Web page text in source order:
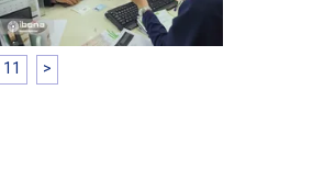
11 >